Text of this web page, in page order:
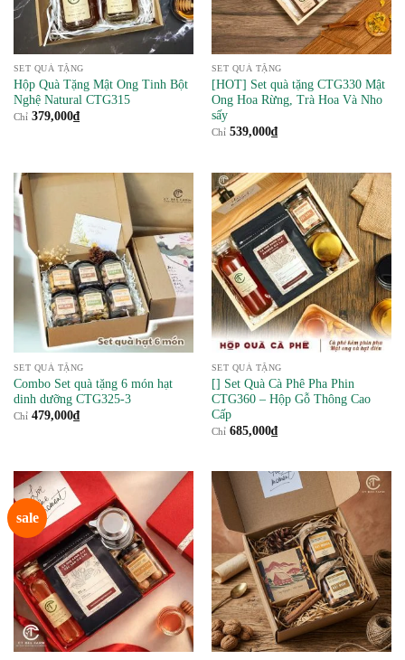
SET QUÀ TẶNG
Hộp Quà Tặng Mật Ong Tinh Bột
Nghệ Natural CTG315
Chỉ 379,000₫
SET QUÀ TẶNG
[HOT] Set quà tặng CTG330 Mật
Ong Hoa Rừng, Trà Hoa Và Nho
sấy
Chỉ 539,000₫
SET QUÀ TẶNG
Combo Set quà tặng 6 món hạt
dinh dưỡng CTG325-3
Chỉ 479,000₫
SET QUÀ TẶNG
[] Set Quà Cà Phê Pha Phin
CTG360 – Hộp Gỗ Thông Cao
Cấp
Chỉ 685,000₫
sale